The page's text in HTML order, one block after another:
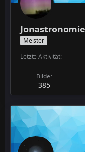
Jonastronomie
Meister
Letzte Aktivität
Bilder
385